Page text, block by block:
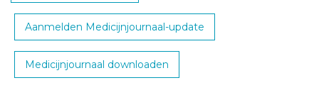
Aanmelden Medicijnjournaal-update
Medicijnjournaal downloaden